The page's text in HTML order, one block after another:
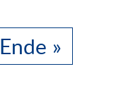
Ende »